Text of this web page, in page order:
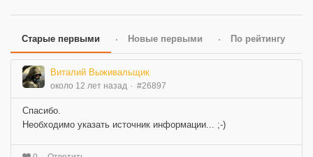
Старые первыми Новые первыми По рейтингу
Виталий Выживальщик
около 12 лет назад #26897
Спасибо.
Необходимо указать источник информации... ;-)